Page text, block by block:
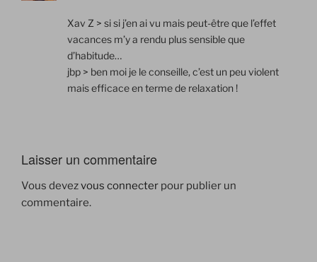
Xav Z > si si j’en ai vu mais peut-être que l’effet
vacances m’y a rendu plus sensible que
d’habitude…
jbp > ben moi je le conseille, c’est un peu violent
mais efficace en terme de relaxation !
Laisser un commentaire
Vous devezvous connecter pour publier un
commentaire.